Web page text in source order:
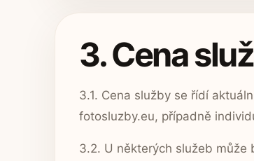
3. Cena
3.1. Cena služby se řídí
fotosluzby.eu, případně
3.2. U některých služeb může